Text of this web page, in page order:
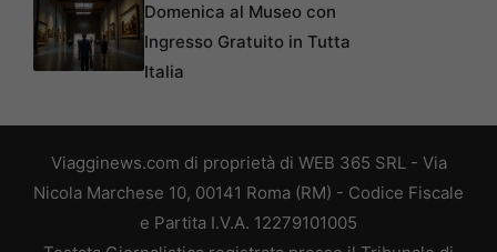
Domenica al Museo con
Ingresso Gratuito in Tutta
Italia
Viagginews.com di proprietà di WEB 365 SRL - Via
Nicola Marchese 10, 00141 Roma (RM) - Codice Fiscale
e Partita I.V.A. 12279101005